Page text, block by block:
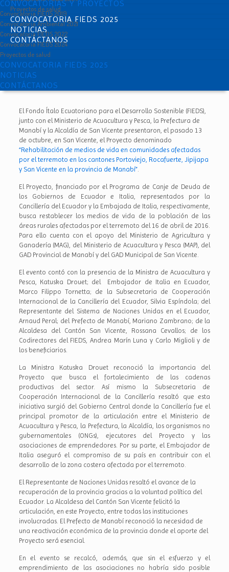
Proyectos de salud
CONVOCATORIA FIEDS 2025
NOTICIAS
CONTÁCTANOS
CONVOCATORIAS Y PROYECTOS
Convocatoria FIEDS 2019
Convocatoria Ambiental 2021
Convocatoria FIEDS 2022
Convocatoria FIEDS 2024
Proyectos de salud
CONVOCATORIA FIEDS 2025
NOTICIAS
CONTÁCTANOS
El Fondo Ítalo Ecuatoriano para el Desarrollo Sostenible (FIEDS),
junto con el Ministerio de Acuacultura y Pesca, la Prefectura de
Manabí y la Alcaldía de San Vicente presentaron, el pasado 13
de octubre, en San Vicente, el Proyecto denominado
“Rehabilitación de medios de vida en comunidades afectadas
por el terremoto en los cantones Portoviejo, Rocafuerte, Jipijapa
y San Vicente en la provincia de Manabí”.
El Proyecto, financiado por el Programa de Canje de Deuda de
los Gobiernos de Ecuador e Italia, representados por la
Cancillería del Ecuador y la Embajada de Italia, respectivamente,
busca restablecer los medios de vida de la población de las
áreas rurales afectadas por el terremoto del 16 de abril de 2016.
Para ello cuenta con el apoyo del Ministerio de Agricultura y
Ganadería (MAG), del Ministerio de Acuacultura y Pesca (MAP), del
GAD Provincial de Manabí y del GAD Municipal de San Vicente.
El evento contó con la presencia de la Ministra de Acuacultura y
Pesca, Katuska Drouet; del Embajador de Italia en Ecuador,
Marco Filippo Tornetta; de la Subsecretaria de Cooperación
Internacional de la Cancillería del Ecuador, Silvia Espíndola; del
Representante del Sistema de Naciones Unidas en el Ecuador,
Arnaud Peral; del Prefecto de Manabí, Mariano Zambrano; de la
Alcaldesa del Cantón San Vicente, Rossana Cevallos; de los
Codirectores del FIEDS, Andrea Marín Luna y Carlo Miglioli y de
los beneficiarios.
La Ministra Katuska Drouet reconoció la importancia del
Proyecto que busca el fortalecimiento de las cadenas
productivas del sector. Así mismo la Subsecretaria de
Cooperación Internacional de la Cancillería resaltó que esta
iniciativa surgió del Gobierno Central donde la Cancillería fue el
principal promotor de la articulación entre el Ministerio de
Acuacultura y Pesca, la Prefectura, la Alcaldía, los organismos no
gubernamentales (ONGs), ejecutores del Proyecto y las
asociaciones de emprendedores. Por su parte, el Embajador de
Italia aseguró el compromiso de su país en contribuir con el
desarrollo de la zona costera afectada por el terremoto.
El Representante de Naciones Unidas resaltó el avance de la
recuperación de la provincia gracias a la voluntad política del
Ecuador. La Alcaldesa del Cantón San Vicente felicitó la
articulación, en este Proyecto, entre todas las instituciones
involucradas. El Prefecto de Manabí reconoció la necesidad de
una reactivación económica de la provincia donde el aporte del
Proyecto será esencial.
En el evento se recalcó, además, que sin el esfuerzo y el
emprendimiento de las asociaciones no habría sido posible